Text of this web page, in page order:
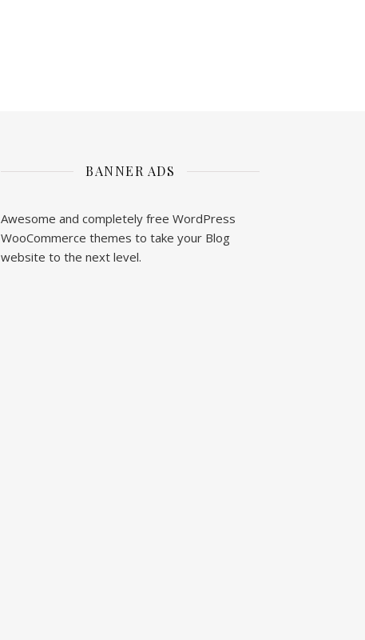
BANNER ADS
Awesome and completely free WordPress
WooCommerce themes to take your Blog
website to the next level.